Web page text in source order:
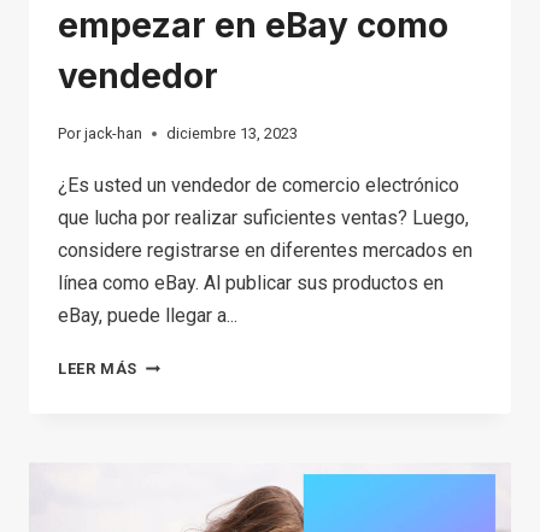
empezar en eBay como
vendedor
Por jack-han diciembre 13, 2023
¿Es usted un vendedor de comercio electrónico
que lucha por realizar suficientes ventas? Luego,
considere registrarse en diferentes mercados en
línea como eBay. Al publicar sus productos en
eBay, puede llegar a...
LEER MÁS ¿QUÉ